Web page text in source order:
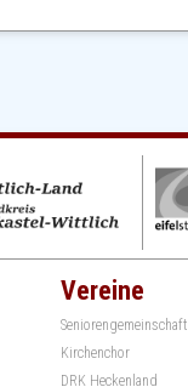
Vereine
Seniorengemeinschaft
Kirchenchor
DRK Heckenland